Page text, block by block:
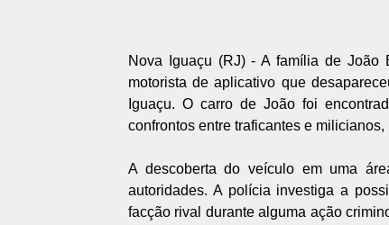
Nova Iguaçu (RJ) - A família de João
motorista de aplicativo que
Iguaçu. O carro de João foi
confrontos entre traficantes e
A descoberta do veículo em uma
autoridades. A polícia investiga a
facção rival durante alguma ação